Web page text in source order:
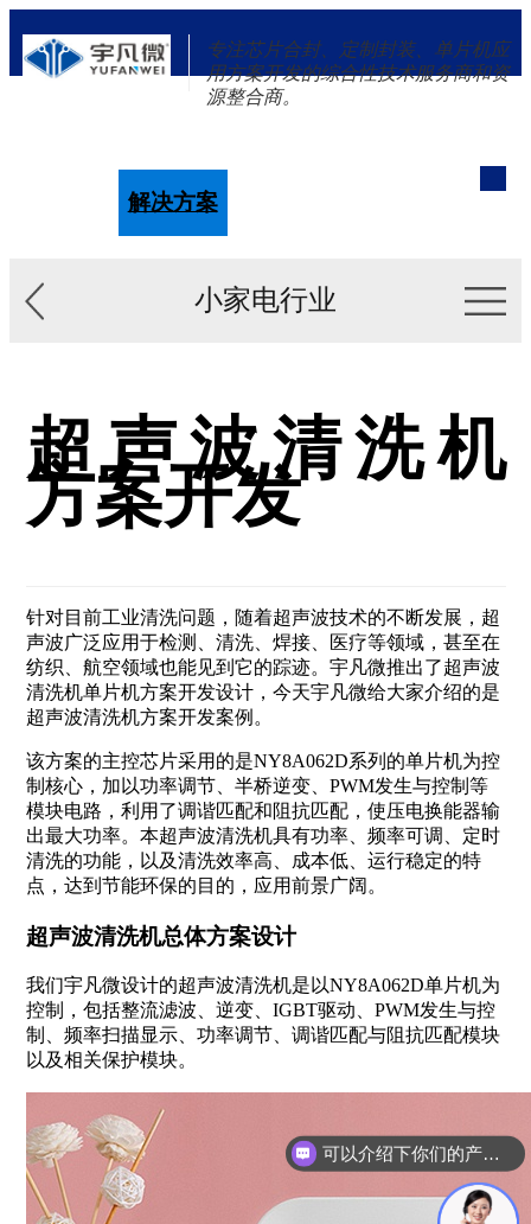
专注芯片合封、定制封装、单片机应
用方案开发的综合性技术服务商和资
源整合商。
解决方案
小家电行业
超声波清洗机
方案开发
针对目前工业清洗问题，随着超声波技术的不断发展，超
声波广泛应用于检测、清洗、焊接、医疗等领域，甚至在
纺织、航空领域也能见到它的踪迹。宇凡微推出了超声波
清洗机单片机方案开发设计，今天宇凡微给大家介绍的是
超声波清洗机方案开发案例。
该方案的主控芯片采用的是NY8A062D系列的单片机为控
制核心，加以功率调节、半桥逆变、PWM发生与控制等
模块电路，利用了调谐匹配和阻抗匹配，使压电换能器输
出最大功率。本超声波清洗机具有功率、频率可调、定时
清洗的功能，以及清洗效率高、成本低、运行稳定的特
点，达到节能环保的目的，应用前景广阔。
超声波清洗机总体方案设计
我们宇凡微设计的超声波清洗机是以NY8A062D单片机为
控制，包括整流滤波、逆变、IGBT驱动、PWM发生与控
制、频率扫描显示、功率调节、调谐匹配与阻抗匹配模块
以及相关保护模块。
可以介绍下你们的产品么？